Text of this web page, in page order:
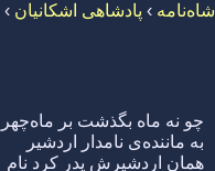
شاه‌نامه › پادشاهی اشکانیان ›
چو نه ماه بگذشت بر ماه‌چهر
به ماننده‌ی نامدار اردشیر
همان اردشیرش پدر کرد نام